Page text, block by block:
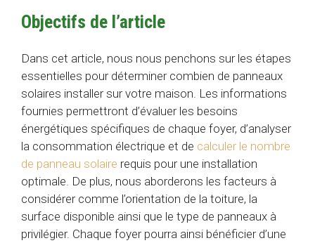
Objectifs de l’article
Dans cet article, nous nous penchons sur les étapes
essentielles pour déterminer combien de panneaux
solaires installer sur votre maison. Les informations
fournies permettront d’évaluer les besoins
énergétiques spécifiques de chaque foyer, d’analyser
la consommation électrique et de calculer le nombre
de panneau solaire requis pour une installation
optimale. De plus, nous aborderons les facteurs à
considérer comme l’orientation de la toiture, la
surface disponible ainsi que le type de panneaux à
privilégier. Chaque foyer pourra ainsi bénéficier d’une